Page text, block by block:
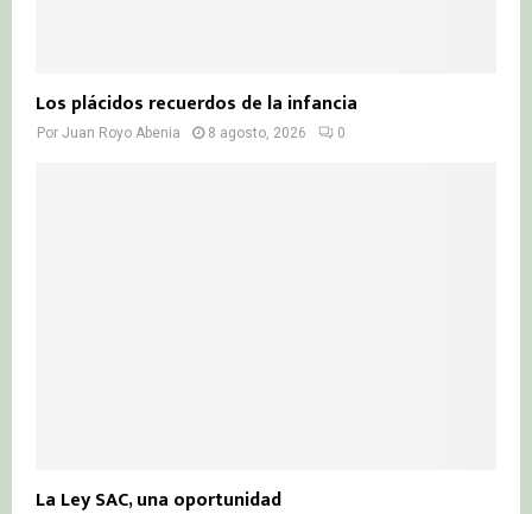
Los plácidos recuerdos de la infancia
Por Juan Royo Abenia 8 agosto, 2026 0
La Ley SAC, una oportunidad